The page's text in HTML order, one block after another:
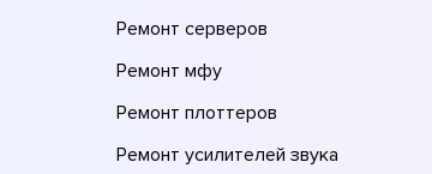
Ремонт серверов
Ремонт мфу
Ремонт плоттеров
Ремонт усилителей звука